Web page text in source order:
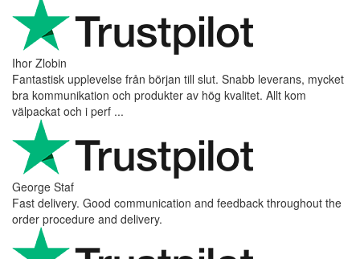
Ihor Zlobin
Fantastisk upplevelse från början till slut. Snabb leverans, mycket
bra kommunikation och produkter av hög kvalitet. Allt kom
välpackat och i perf ...
George Staf
Fast delivery. Good communication and feedback throughout the
order procedure and delivery.